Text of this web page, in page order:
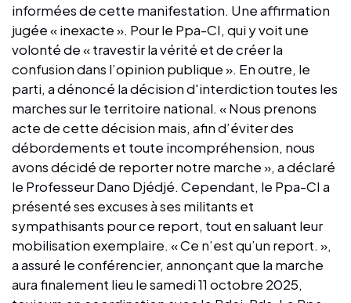
informées de cette manifestation. Une affirmation
jugée « inexacte ». Pour le Ppa-CI, qui y voit une
volonté de « travestir la vérité et de créer la
confusion dans l’opinion publique ». En outre, le
parti, a dénoncé la décision d'interdiction toutes les
marches sur le territoire national. « Nous prenons
acte de cette décision mais, afin d’éviter des
débordements et toute incompréhension, nous
avons décidé de reporter notre marche », a déclaré
le Professeur Dano Djédjé. Cependant, le Ppa-CI a
présenté ses excuses à ses militants et
sympathisants pour ce report, tout en saluant leur
mobilisation exemplaire. « Ce n’est qu’un report. »,
a assuré le conférencier, annonçant que la marche
aura finalement lieu le samedi 11 octobre 2025,